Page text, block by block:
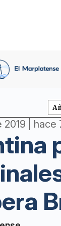
2019 | hace